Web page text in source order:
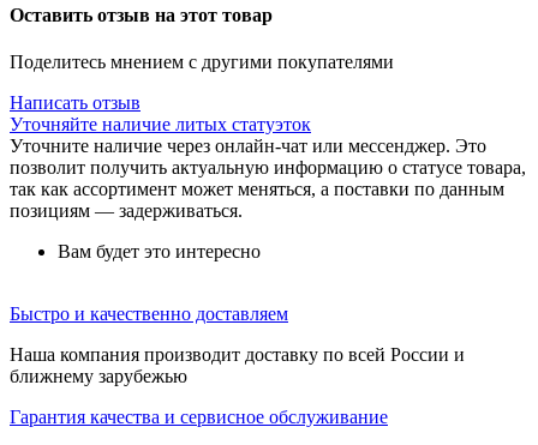
Оставить отзыв на этот товар
Поделитесь мнением с другими покупателями
Написать отзыв
Уточняйте наличие литых статуэток
Уточните наличие через онлайн-чат или мессенджер. Это
позволит получить актуальную информацию о статусе товара,
так как ассортимент может меняться, а поставки по данным
позициям — задерживаться.
Вам будет это интересно
Быстро и качественно доставляем
Наша компания производит доставку по всей России и
ближнему зарубежью
Гарантия качества и сервисное обслуживание